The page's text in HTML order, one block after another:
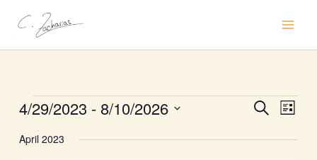
Inhalt
springen
Veranstaltungen
und
SucheListe
4/29/2023 - 8/10/2026
wählen.
April 2023